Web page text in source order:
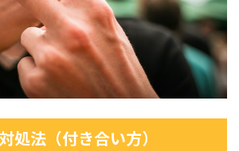
処法（付き合い方）